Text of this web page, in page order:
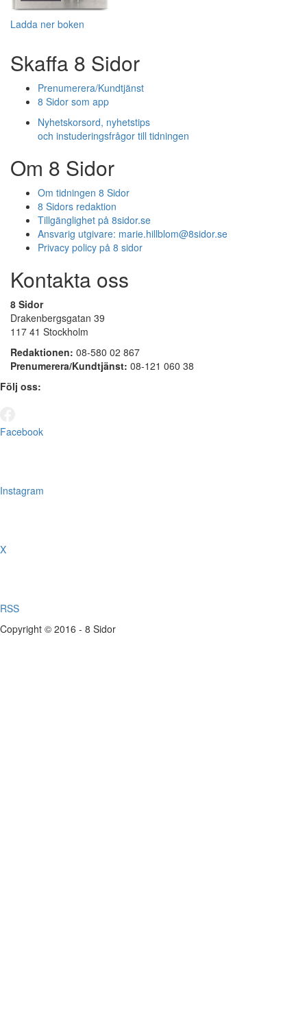
Ladda ner boken
Skaffa 8 Sidor
Prenumerera/Kundtjänst
8 Sidor som app
Nyhetskorsord, nyhetstips
och instuderingsfrågor till tidningen
Om 8 Sidor
Om tidningen 8 Sidor
8 Sidors redaktion
Tillgänglighet på 8sidor.se
Ansvarig utgivare: marie.hillblom@8sidor.se
Privacy policy på 8 sidor
Kontakta oss
8 Sidor
Drakenbergsgatan 39
117 41 Stockholm
Redaktionen: 08-580 02 867
Prenumerera/Kundtjänst: 08-121 060 38
Följ oss:
Facebook
Instagram
X
RSS
Copyright © 2016 - 8 Sidor